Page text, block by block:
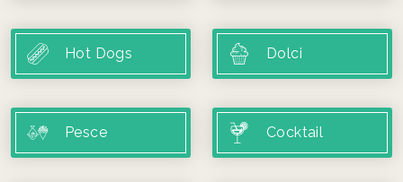
Hot Dogs Dolci
Pesce Cocktail